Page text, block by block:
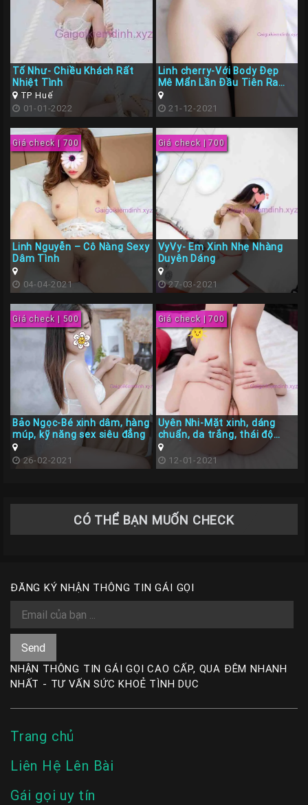
Tố Như- Chiều Khách Rất
Nhiệt Tình
TP Huế
01-01-2022
Linh cherry-Với Body Đẹp
Mê Mẩn Lần Đầu Tiên Ra
Mắt Phục Vụ Ae
21-12-2021
Giá check | 700
Linh Nguyễn – Cô Nàng Sexy
Dâm Tình
04-04-2021
Giá check | 700
VyVy- Em Xinh Nhẹ Nhàng
Duyên Dáng
27-03-2021
Giá check | 500
Bảo Ngọc-Bé xinh dâm, hàng
múp, kỹ năng sex siêu đẳng
26-02-2021
Giá check | 700
Uyên Nhi-Mặt xinh, dáng
chuẩn, da trắng, thái độ
chuẩn mực
12-01-2021
CÓ THỂ BẠN MUỐN CHECK
ĐĂNG KÝ NHẬN THÔNG TIN GÁI GỌI
NHẬN THÔNG TIN GÁI GỌI CAO CẤP, QUA ĐÊM NHANH
NHẤT - TƯ VẤN SỨC KHOẺ TÌNH DỤC
Trang chủ
Liên Hệ Lên Bài
Gái gọi uy tín